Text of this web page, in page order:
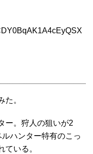
た。
ー。狩人の狙いが2
ハンター特有のこっ
ている。